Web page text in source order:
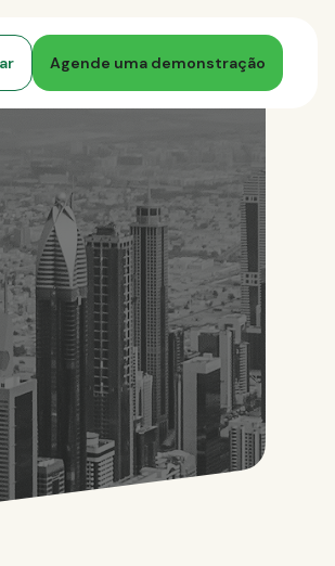
Agende uma demonstração